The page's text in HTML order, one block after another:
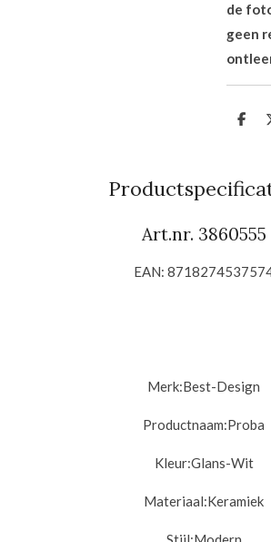
de
geen
D
n
Art.nr. 3860555
EAN:
Merk:Best-Design
Productnaam:Proba
Kleur:Glans-Wit
Materiaal:Keramiek